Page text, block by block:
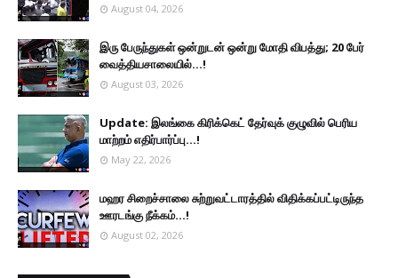
August 04, 2026
இரு ப‍ேருந்துகள் ஒன்றுடன் ஒன்று மோதி விபத்து; 20 பேர்
வைத்தியசாலையில்...!
August 03, 2026
Update: இலங்கை கிரிக்கெட் தேர்வுக் குழுவில் பெரிய
மாற்றம் எதிர்பார்ப்பு...!
May 22, 2026
மஹர சிறைச்சாலை சுற்றுவட்டாரத்தில் விதிக்கப்பட்டிருந்த
ஊரடங்கு நீக்கம்...!
August 02, 2026